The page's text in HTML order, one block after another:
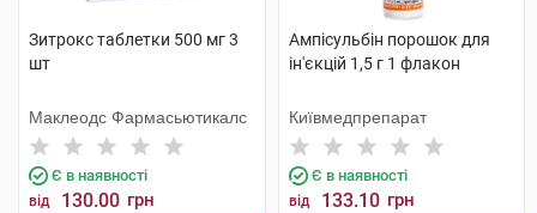
Зитрокс таблетки 500 мг 3
шт
Маклеодс Фармасьютикалс
Є в наявності
від 130.00 грн
Ампісульбін порошок для
ін'єкцій 1,5 г 1 флакон
Київмедпрепарат
Є в наявності
від 133.10 грн